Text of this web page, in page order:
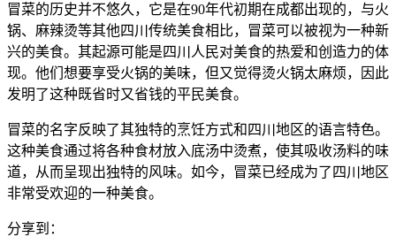
冒菜的历史并不悠久，它是在90年代初期在成都出现的，与火
锅、麻辣烫等其他四川传统美食相比，冒菜可以被视为一种新
兴的美食。其起源可能是四川人民对美食的热爱和创造力的体
现。他们想要享受火锅的美味，但又觉得烫火锅太麻烦，因此
发明了这种既省时又省钱的平民美食。
冒菜的名字反映了其独特的烹饪方式和四川地区的语言特色。
这种美食通过将各种食材放入底汤中烫煮，使其吸收汤料的味
道，从而呈现出独特的风味。如今，冒菜已经成为了四川地区
非常受欢迎的一种美食。
分享到：